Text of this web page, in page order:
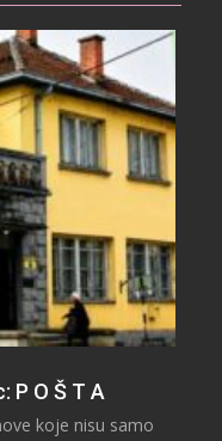
P O Š T A
koje nisu samo